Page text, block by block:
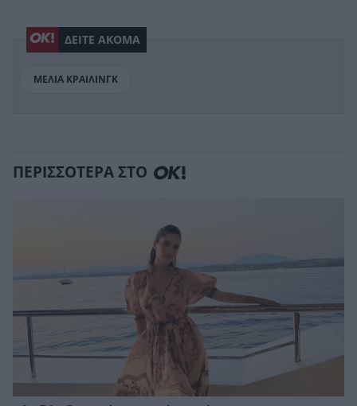
ΔΕΙΤΕ ΑΚΟΜΑ
ΜΕΛΙΑ ΚΡΑΙΛΙΝΓΚ
ΠΕΡΙΣΣΟΤΕΡΑ ΣΤΟ